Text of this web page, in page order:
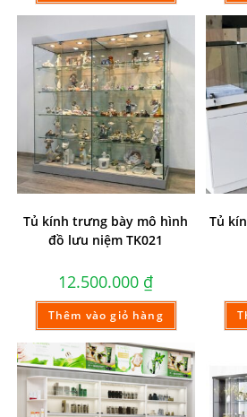
Tủ kính trưng bày mô hình
đồ lưu niệm TK021
12.500.000 ₫
Thêm vào giỏ hàng
Tủ